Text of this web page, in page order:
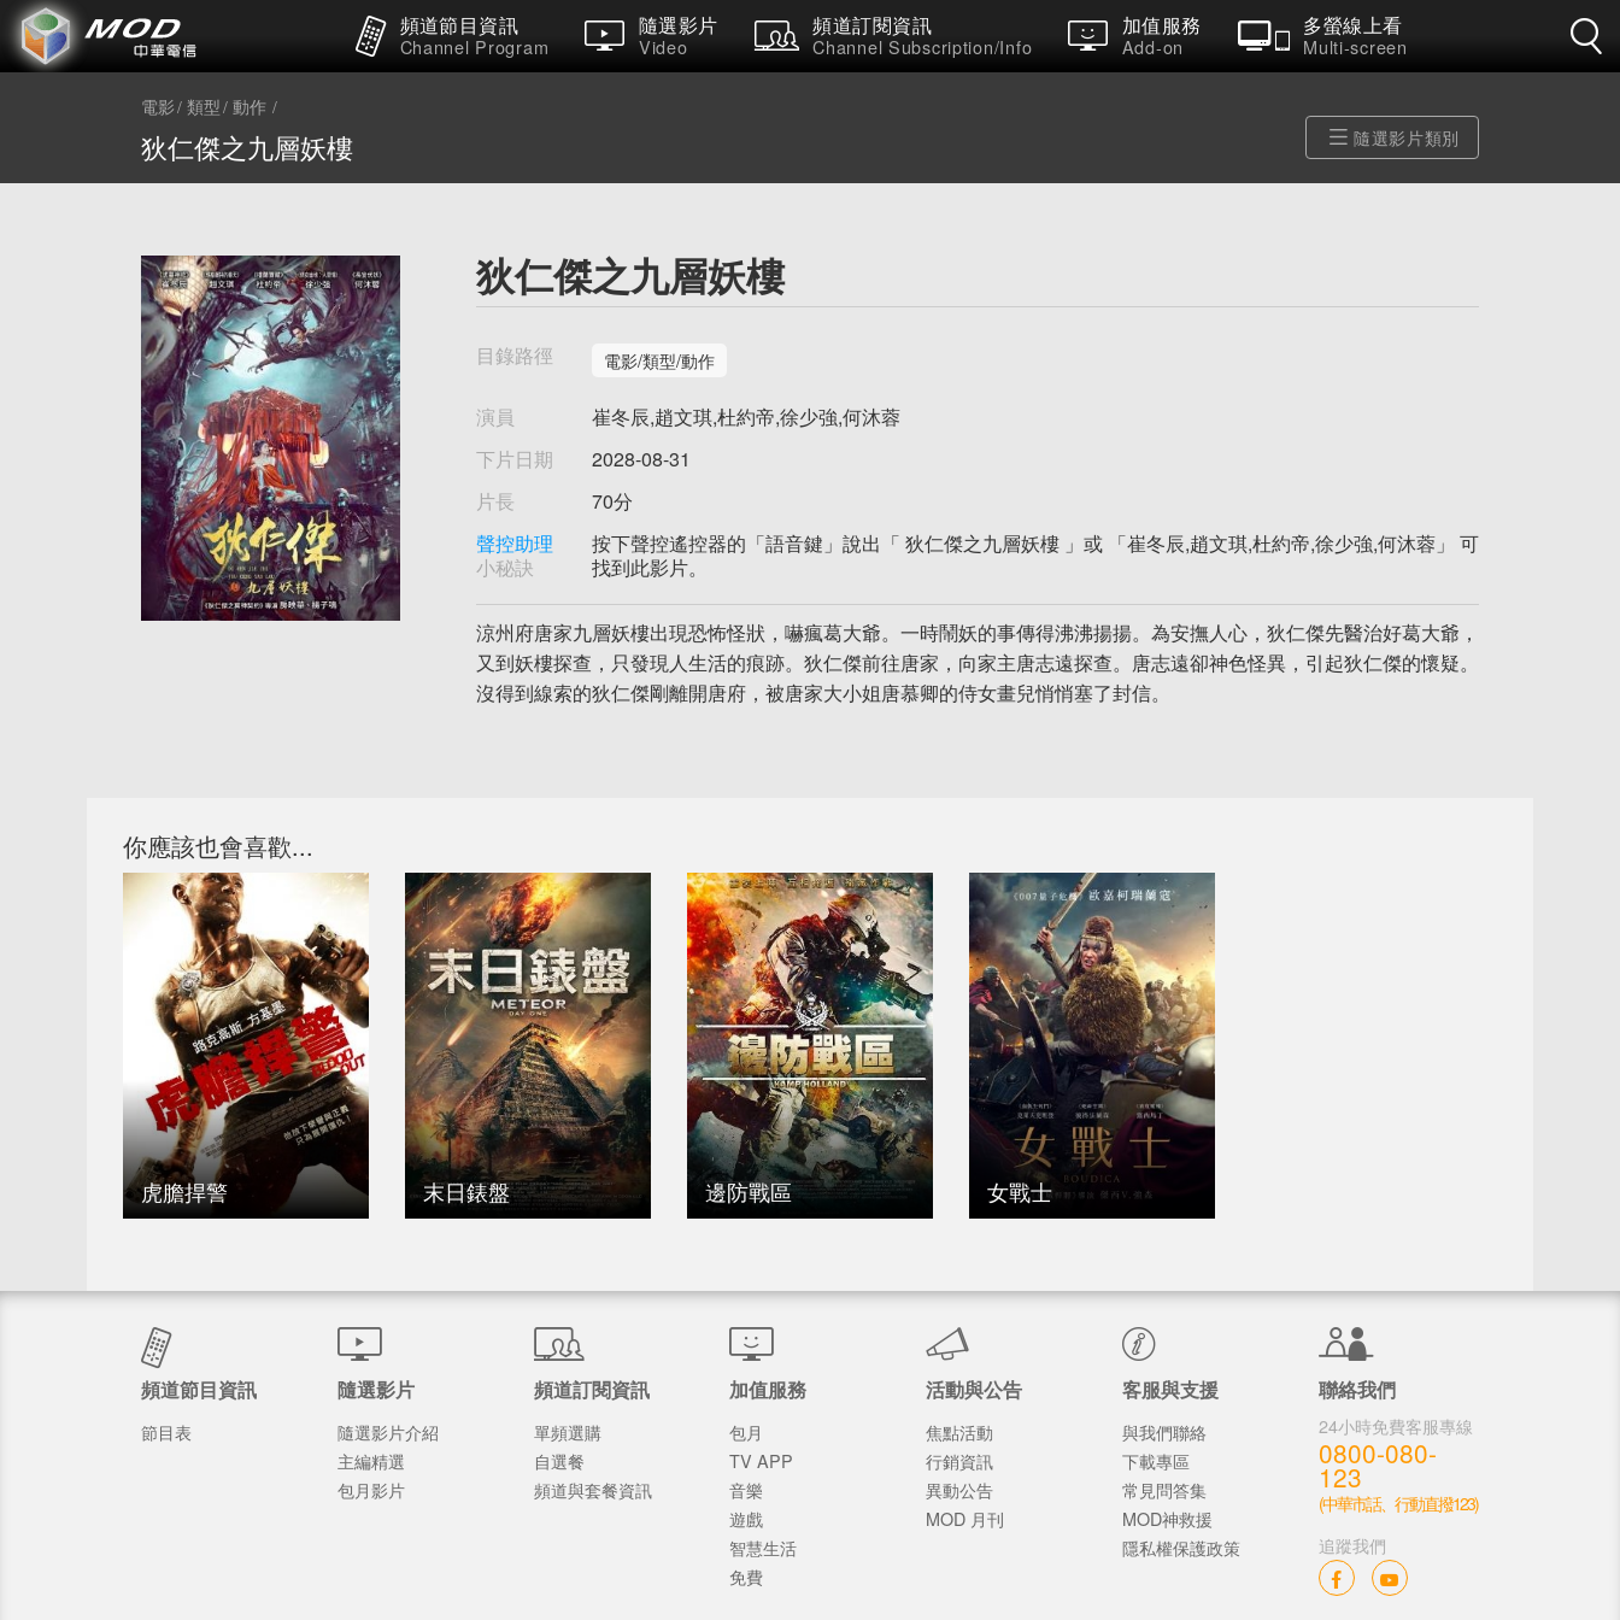
頻道節目資訊
Channel Program
隨選影片
Video
頻道訂閱資訊
Channel Subscription/Info
加值服務
Add-on
多螢線上看
Multi-screen
電影 類型 動作
狄仁傑之九層妖樓 隨選影片類別
狄仁傑之九層妖樓
目錄路徑 電影/類型/動作
演員
崔冬辰,趙文琪,杜約帝,徐少強,何沐蓉
下片日期
2028-08-31
片長
70分
聲控助理
小秘訣
按下聲控遙控器的「語音鍵」說出「 狄仁傑之九層妖樓 」或 「崔冬辰,趙文琪,杜約帝,徐少強,何沐蓉」 可
找到此影片。
涼州府唐家九層妖樓出現恐怖怪狀，嚇瘋葛大爺。一時鬧妖的事傳得沸沸揚揚。為安撫人心，狄仁傑先醫治好葛大爺，
又到妖樓探查，只發現人生活的痕跡。狄仁傑前往唐家，向家主唐志遠探查。唐志遠卻神色怪異，引起狄仁傑的懷疑。
沒得到線索的狄仁傑剛離開唐府，被唐家大小姐唐慕卿的侍女畫兒悄悄塞了封信。
你應該也會喜歡...
虎膽捍警 末日錶盤 邊防戰區 女戰士
頻道節目資訊
節目表
隨選影片
隨選影片介紹
主編精選
包月影片
頻道訂閱資訊
單頻選購
自選餐
頻道與套餐資訊
加值服務
包月
TV APP
音樂
遊戲
智慧生活
免費
活動與公告
焦點活動
行銷資訊
異動公告
MOD 月刊
客服與支援
與我們聯絡
下載專區
常見問答集
MOD神救援
隱私權保護政策
聯絡我們
24小時免費客服專線
0800-080-
123
(中華市話、行動直撥123)
追蹤我們